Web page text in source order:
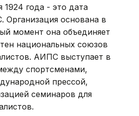
1924 года - это дата
Организация основана в
момент она объединяет
национальных союзов
АИПС выступает в
спортсменами,
прессой,
семинаров для